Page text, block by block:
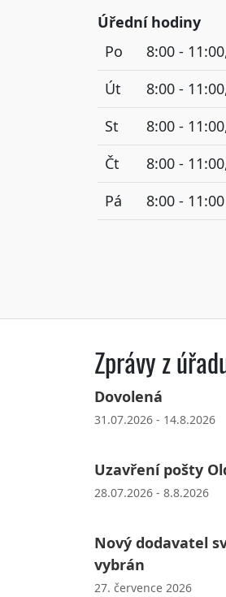
Úřední hodiny
Po
8:00 -
Út
8:00 -
St
8:00 -
Čt
8:00 -
Pá
8:00 - 11:00
Zprávy z
Dovolená
31.07.2026 - 14.8.2026
Uzavření pošty
28.07.2026 - 8.8.2026
Nový dodavatel
vybrán
27. července 2026